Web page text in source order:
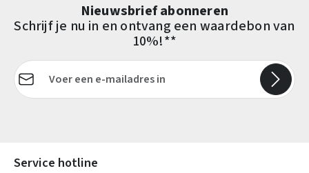
Nieuwsbrief abonneren
Schrijf je nu in en ontvang een waardebon van
10%!**
E-mailadres*
Service hotline